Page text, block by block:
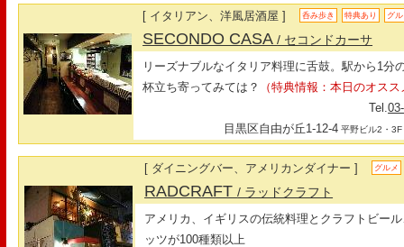
[ イタリアン、洋風居酒屋 ] 呑み歩き 特典あり グ
SECONDO CASA/ セコンドカーサ
リーズナブルなイタリア料理に舌鼓。駅から1分
杯立ち寄ってみては？
（特典情報：本日のオス
Tel.
目黒区自由が丘1-12-4 平野ビル2・3F
[ ダイニングバー、アメリカンダイナー ] グルメ
RADCRAFT/ ラッドクラフト
アメリカ、イギリスの伝統料理とクラフトビー
ッツが100種類以上